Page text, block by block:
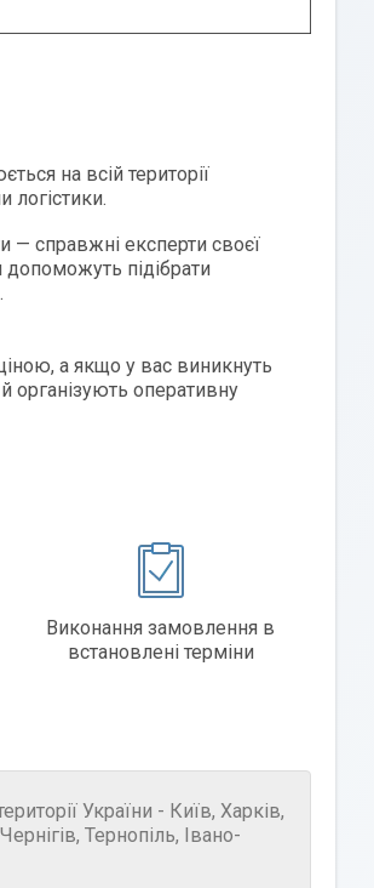
на всій території
логістики.
— справжні експерти своєї
підібрати
а якщо у вас виникнуть
оперативну
Виконання замовлення в
встановлені терміни
України - Київ, Харків,
Тернопіль, Івано-